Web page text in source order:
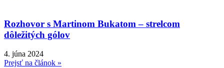
Rozhovor s Martinom Bukatom – strelcom
dôležitých gólov
4. júna 2024
Prejsť na článok »